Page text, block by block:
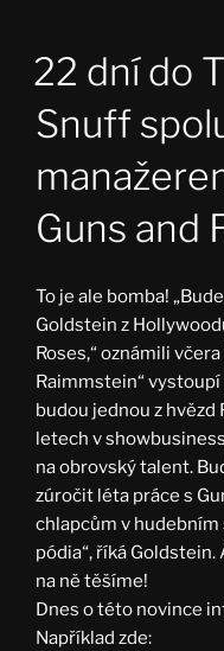
22 dní do
Snuff
Guns and
To je ale bomba!
Goldstein z
Roses,“ oznámili
Raimmstein“ vystoupí
budou jednou z hvězd
letech v
na obrovský talent.
zúročit léta práce s
chlapcům v hudebním
pódia“, říká Goldstein.
na ně těšíme!
Dnes o této novince
Například zde: